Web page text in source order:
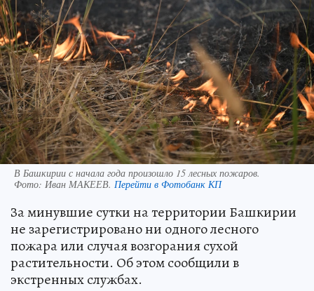
В Башкирии с начала года произошло 15 лесных пожаров.
Фото: Иван МАКЕЕВ. Перейти в Фотобанк КП
За минувшие сутки на территории Башкирии
не зарегистрировано ни одного лесного
пожара или случая возгорания сухой
растительности. Об этом сообщили в
экстренных службах.